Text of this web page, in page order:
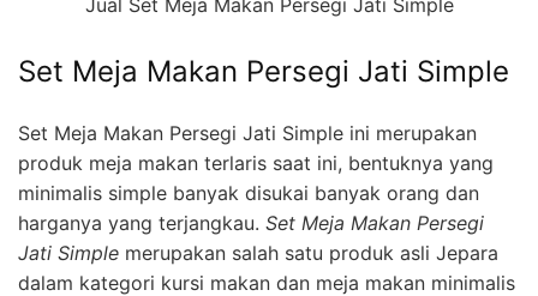
Jual Set Meja Makan Persegi Jati Simple
Set Meja Makan Persegi Jati Simple
Set Meja Makan Persegi Jati Simple ini merupakan
produk meja makan terlaris saat ini, bentuknya yang
minimalis simple banyak disukai banyak orang dan
harganya yang terjangkau. Set Meja Makan Persegi
Jati Simple merupakan salah satu produk asli Jepara
dalam kategori kursi makan dan meja makan minimalis